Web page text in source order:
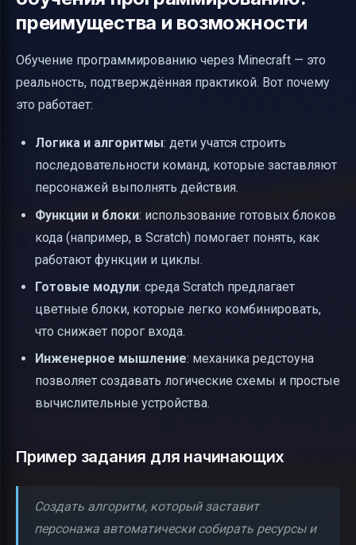
преимущества и возможности
Обучение программированию через Minecraft — это
реальность, подтверждённая практикой. Вот почему
это работает:
Логика и алгоритмы: дети учатся строить
последовательности команд, которые заставляют
персонажей выполнять действия.
Функции и блоки: использование готовых блоков
кода (например, в Scratch) помогает понять, как
работают функции и циклы.
Готовые модули: среда Scratch предлагает
цветные блоки, которые легко комбинировать,
что снижает порог входа.
Инженерное мышление: механика редстоуна
позволяет создавать логические схемы и простые
вычислительные устройства.
Пример задания для начинающих
Создать алгоритм, который заставит
персонажа автоматически собирать ресурсы и